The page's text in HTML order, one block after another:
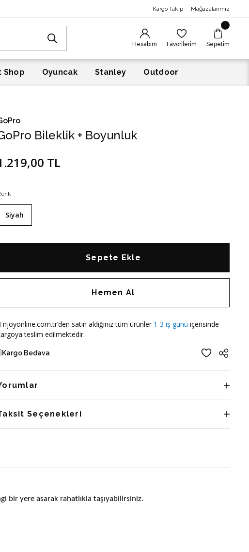
Kargo Takip Mağazalarımız
Hesabım Favorilerim Sepetim
Shop Oyuncak Stanley Outdoor
Bileklik + Boyunluk
TL
Siyah
Sepete Ekle
Hemen Al
njoyonline.com.tr’den satın aldığınız tüm ürünler 1-3 iş günü içerisinde
teslim edilmektedir.
Kargo Bedava
Seçenekleri
bir yere asarak rahatlıkla taşıyabilirsiniz.